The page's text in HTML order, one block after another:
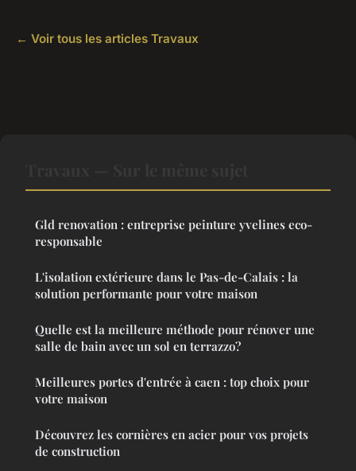
← Voir tous les articles Travaux
Gld renovation : entreprise peinture yvelines eco-
responsable
L'isolation extérieure dans le Pas-de-Calais : la
solution performante pour votre maison
Quelle est la meilleure méthode pour rénover une
salle de bain avec un sol en terrazzo?
Meilleures portes d'entrée à caen : top choix pour
votre maison
Découvrez les cornières en acier pour vos projets
de construction